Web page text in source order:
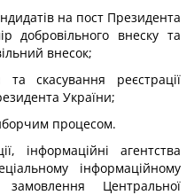
на пост Президента
добровільного внеску та
внесок;
скасування реєстрації
України;
процесом.
інформаційні агентства
інформаційному
Центральної